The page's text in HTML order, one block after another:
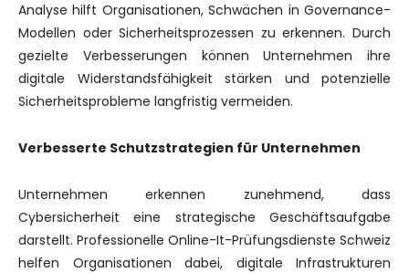
Analyse hilft Organisationen, Schwächen in Governance-
Modellen oder Sicherheitsprozessen zu erkennen. Durch
gezielte Verbesserungen können Unternehmen ihre
digitale Widerstandsfähigkeit stärken und potenzielle
Sicherheitsprobleme langfristig vermeiden.
Verbesserte Schutzstrategien für Unternehmen
Unternehmen erkennen zunehmend, dass
Cybersicherheit eine strategische Geschäftsaufgabe
darstellt. Professionelle Online-It-Prüfungsdienste Schweiz
helfen Organisationen dabei, digitale Infrastrukturen